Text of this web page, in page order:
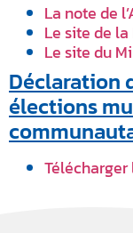
La note de
Le site de la
Le site du
Déclaration
élections